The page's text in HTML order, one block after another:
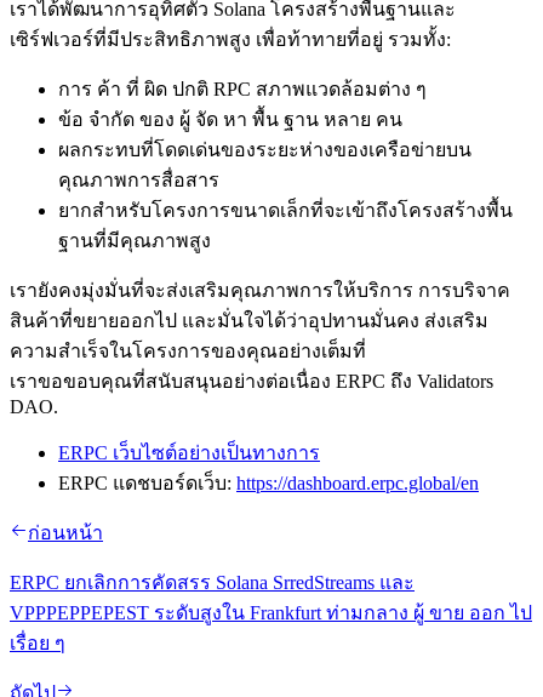
เราได้พัฒนาการอุทิศตัว Solana โครงสร้างพื้นฐานและ
เซิร์ฟเวอร์ที่มีประสิทธิภาพสูง เพื่อท้าทายที่อยู่ รวมทั้ง:
การ ค้า ที่ ผิด ปกติ RPC สภาพแวดล้อมต่าง ๆ
ข้อ จํากัด ของ ผู้ จัด หา พื้น ฐาน หลาย คน
ผลกระทบที่โดดเด่นของระยะห่างของเครือข่ายบน
คุณภาพการสื่อสาร
ยากสําหรับโครงการขนาดเล็กที่จะเข้าถึงโครงสร้างพื้น
ฐานที่มีคุณภาพสูง
เรายังคงมุ่งมั่นที่จะส่งเสริมคุณภาพการให้บริการ การบริจาค
สินค้าที่ขยายออกไป และมั่นใจได้ว่าอุปทานมั่นคง ส่งเสริม
ความสําเร็จในโครงการของคุณอย่างเต็มที่
เราขอขอบคุณที่สนับสนุนอย่างต่อเนื่อง ERPC ถึง Validators
DAO.
ERPC เว็บไซต์อย่างเป็นทางการ
ERPC แดชบอร์ดเว็บ: https://dashboard.erpc.global/en
ก่อนหน้า
ERPC ยกเลิกการคัดสรร Solana SrredStreams และ
VPPPEPPEPEST ระดับสูงใน Frankfurt ท่ามกลาง ผู้ ขาย ออก ไป
เรื่อย ๆ
ถัดไป